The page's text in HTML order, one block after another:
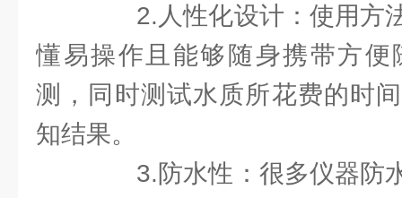
2.人性化设计：使用方
懂易操作且能够随身携带方便
测，同时测试水质所花费的时
知结果。
3.防水性：很多仪器防